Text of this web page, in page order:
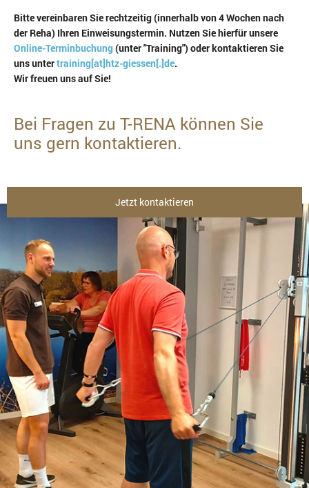
Bitte vereinbaren Sie rechtzeitig (innerhalb von 4 Wochen nach
der Reha) Ihren Einweisungstermin. Nutzen Sie hierfür unsere
Online-Terminbuchung(unter "Training") oder kontaktieren Sie
uns untertraining[at]htz-giessen[.]de.
Wir freuen uns auf Sie!
Bei Fragen zu T-RENA können Sie
uns gern kontaktieren.
Jetzt kontaktieren